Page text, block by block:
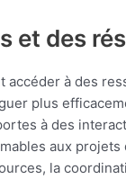
et des
accéder à des
plus
à des
aux projets
la